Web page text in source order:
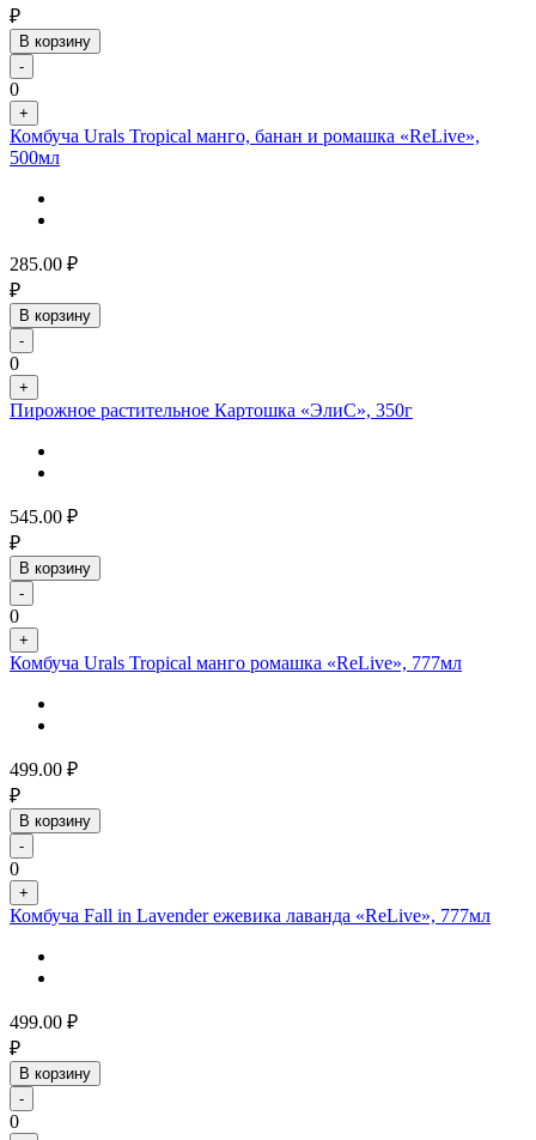
₽
В корзину
-
0
+
Комбуча Urals Tropical манго, банан и ромашка «ReLive»,
500мл
285.00 ₽
₽
В корзину
-
0
+
Пирожное растительное Картошка «ЭлиС», 350г
545.00 ₽
₽
В корзину
-
0
+
Комбуча Urals Tropical манго ромашка «ReLive», 777мл
499.00 ₽
₽
В корзину
-
0
+
Комбуча Fall in Lavender ежевика лаванда «ReLive», 777мл
499.00 ₽
₽
В корзину
-
0